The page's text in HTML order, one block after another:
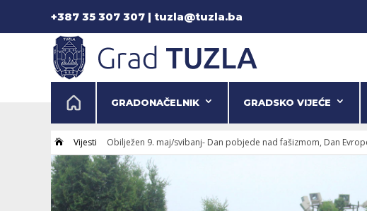
+387 35 307 307 | tuzla@tuzla.ba
GRADONAČELNIK GRADSKO VIJEĆE
 Vijesti Obilježen 9. maj/svibanj- Dan pobjede nad fašizmom, Dan